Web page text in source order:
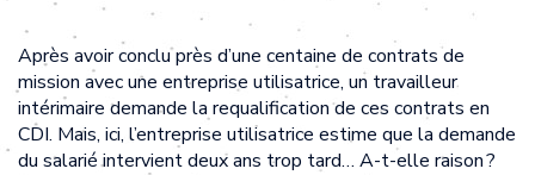
Après avoir conclu près d’une centaine de contrats de
mission avec une entreprise utilisatrice, un travailleur
intérimaire demande la requalification de ces contrats en
CDI. Mais, ici, l’entreprise utilisatrice estime que la demande
du salarié intervient deux ans trop tard… A-t-elle raison ?